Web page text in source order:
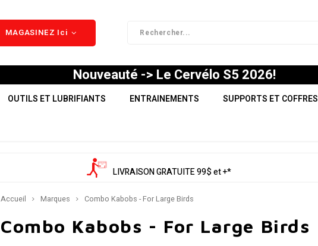
MAGASINEZ Ici
Nouveauté -> Le Cervélo S5 2026!
OUTILS ET LUBRIFIANTS ENTRAINEMENTS SUPPORTS ET COFFRES
LIVRAISON GRATUITE 99$ et +*
Accueil Marques Combo Kabobs - For Large Birds
Combo Kabobs - For Large Birds